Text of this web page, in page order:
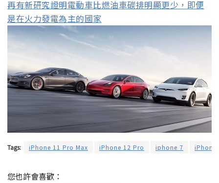
再有新研究證明電動車比燃油車碳排明顯更少，即便
是在火力發電為主的國家
Tags: iPhone 11 Pro Max iPhone 12 Pro iphone 7 iPhone
您也許會喜歡：